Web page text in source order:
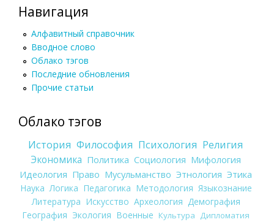
Навигация
Алфавитный справочник
Вводное слово
Облако тэгов
Последние обновления
Прочие статьи
Облако тэгов
История Философия Психология Религия
Экономика Политика Социология Мифология
Идеология Право Мусульманство Этнология Этика
Наука Логика Педагогика Методология Языкознание
Литература Искусство Археология Демография
География Экология Военные Культура
Дипломатия